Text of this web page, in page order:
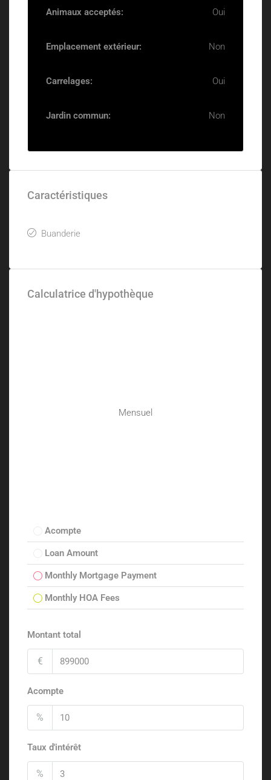
Animaux acceptés: Oui
Emplacement extérieur: Non
Carrelages: Oui
Jardin commun: Non
Caractéristiques
Buanderie
Calculatrice d'hypothèque
Mensuel
Acompte
Loan Amount
Monthly Mortgage Payment
Monthly HOA Fees
Montant total
€
Acompte
%
Taux d'intérêt
%